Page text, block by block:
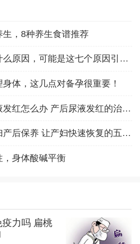
生，8种养生食谱推荐
承间穴疼是什么原因，可能是这七个原因引起的
体，这几点对备孕很重要！
产妇产后尿液发红怎么办 产后尿液发红的治疗方
如何进行产妇产后保养 让产妇快速恢复的五方面
，身体酸碱平衡
力吗 扁桃